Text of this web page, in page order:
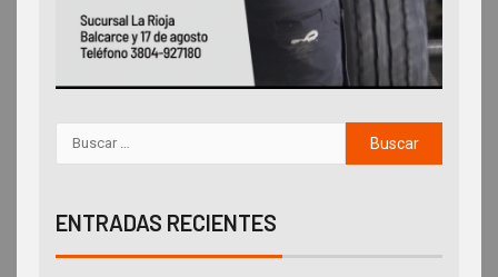
ENTRADAS RECIENTES